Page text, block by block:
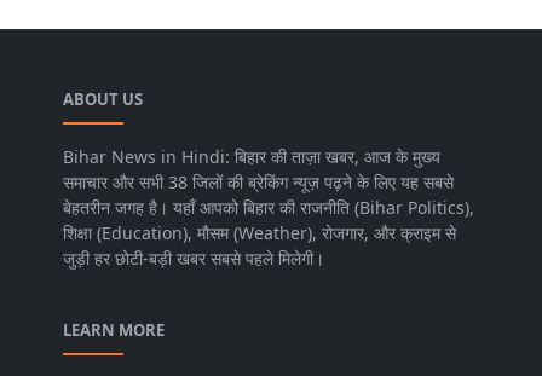
ABOUT US
Bihar News in Hindi: बिहार की ताज़ा खबर, आज के मुख्य
समाचार और सभी 38 जिलों की ब्रेकिंग न्यूज़ पढ़ने के लिए यह सबसे
बेहतरीन जगह है। यहाँ आपको बिहार की राजनीति (Bihar Politics),
शिक्षा (Education), मौसम (Weather), रोजगार, और क्राइम से
जुड़ी हर छोटी-बड़ी खबर सबसे पहले मिलेगी।
LEARN MORE